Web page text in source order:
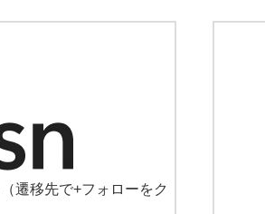
（遷移先で+フォローをク